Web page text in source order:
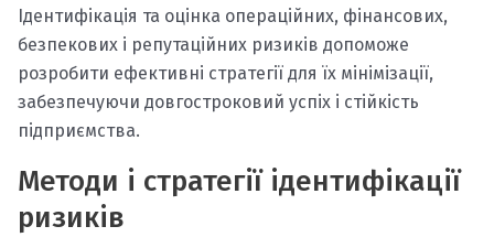
Ідентифікація та оцінка операційних, фінансових,
безпекових і репутаційних ризиків допоможе
розробити ефективні стратегії для їх мінімізації,
забезпечуючи довгостроковий успіх і стійкість
підприємства.
Методи і стратегії ідентифікації
ризиків